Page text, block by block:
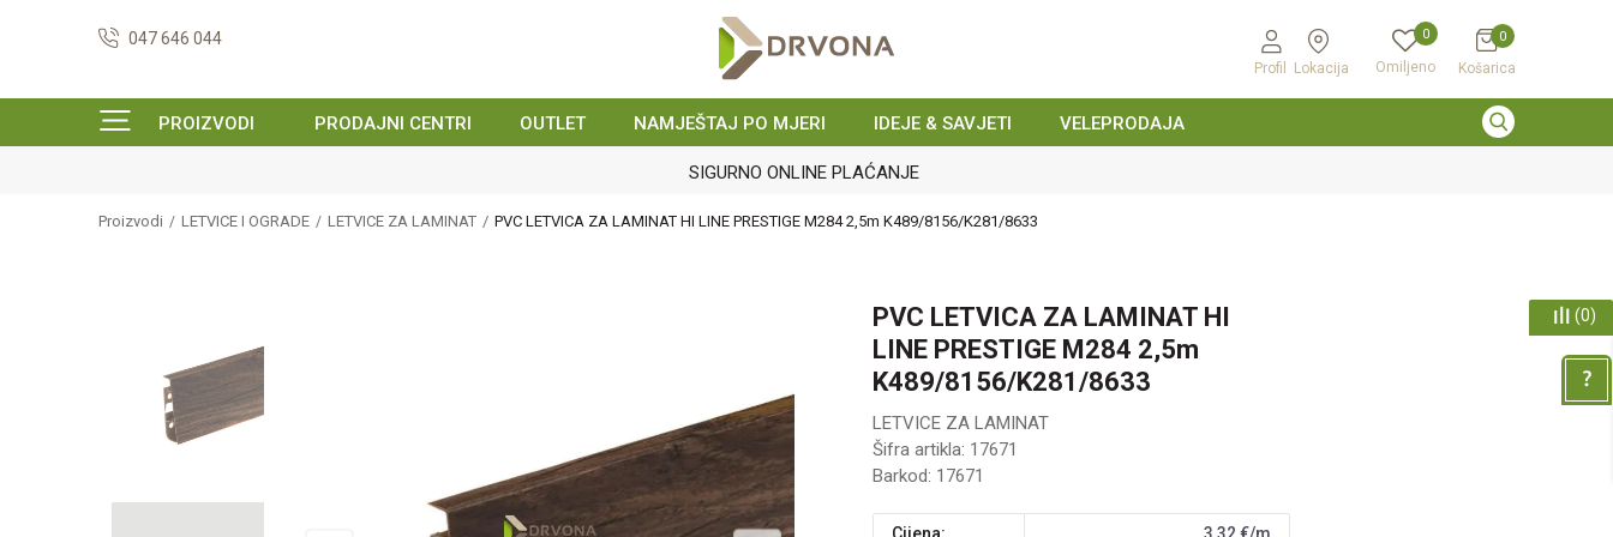
047 646 044
Profil Lokacija Omiljeno
0
Košarica
0
PROIZVODI PRODAJNI CENTRI OUTLET NAMJEŠTAJ PO MJERI IDEJE & SAVJETI VELEPRODAJA
SIGURNO ONLINE PLAĆANJE
Proizvodi LETVICE I OGRADE LETVICE ZA LAMINAT PVC LETVICA ZA LAMINAT HI LINE PRESTIGE M284 2,5m K489/8156/K281/8633
PVC LETVICA ZA LAMINAT HI
LINE PRESTIGE M284 2,5m
K489/8156/K281/8633
LETVICE ZA LAMINAT
Šifra artikla: 17671
Barkod: 17671
(0)